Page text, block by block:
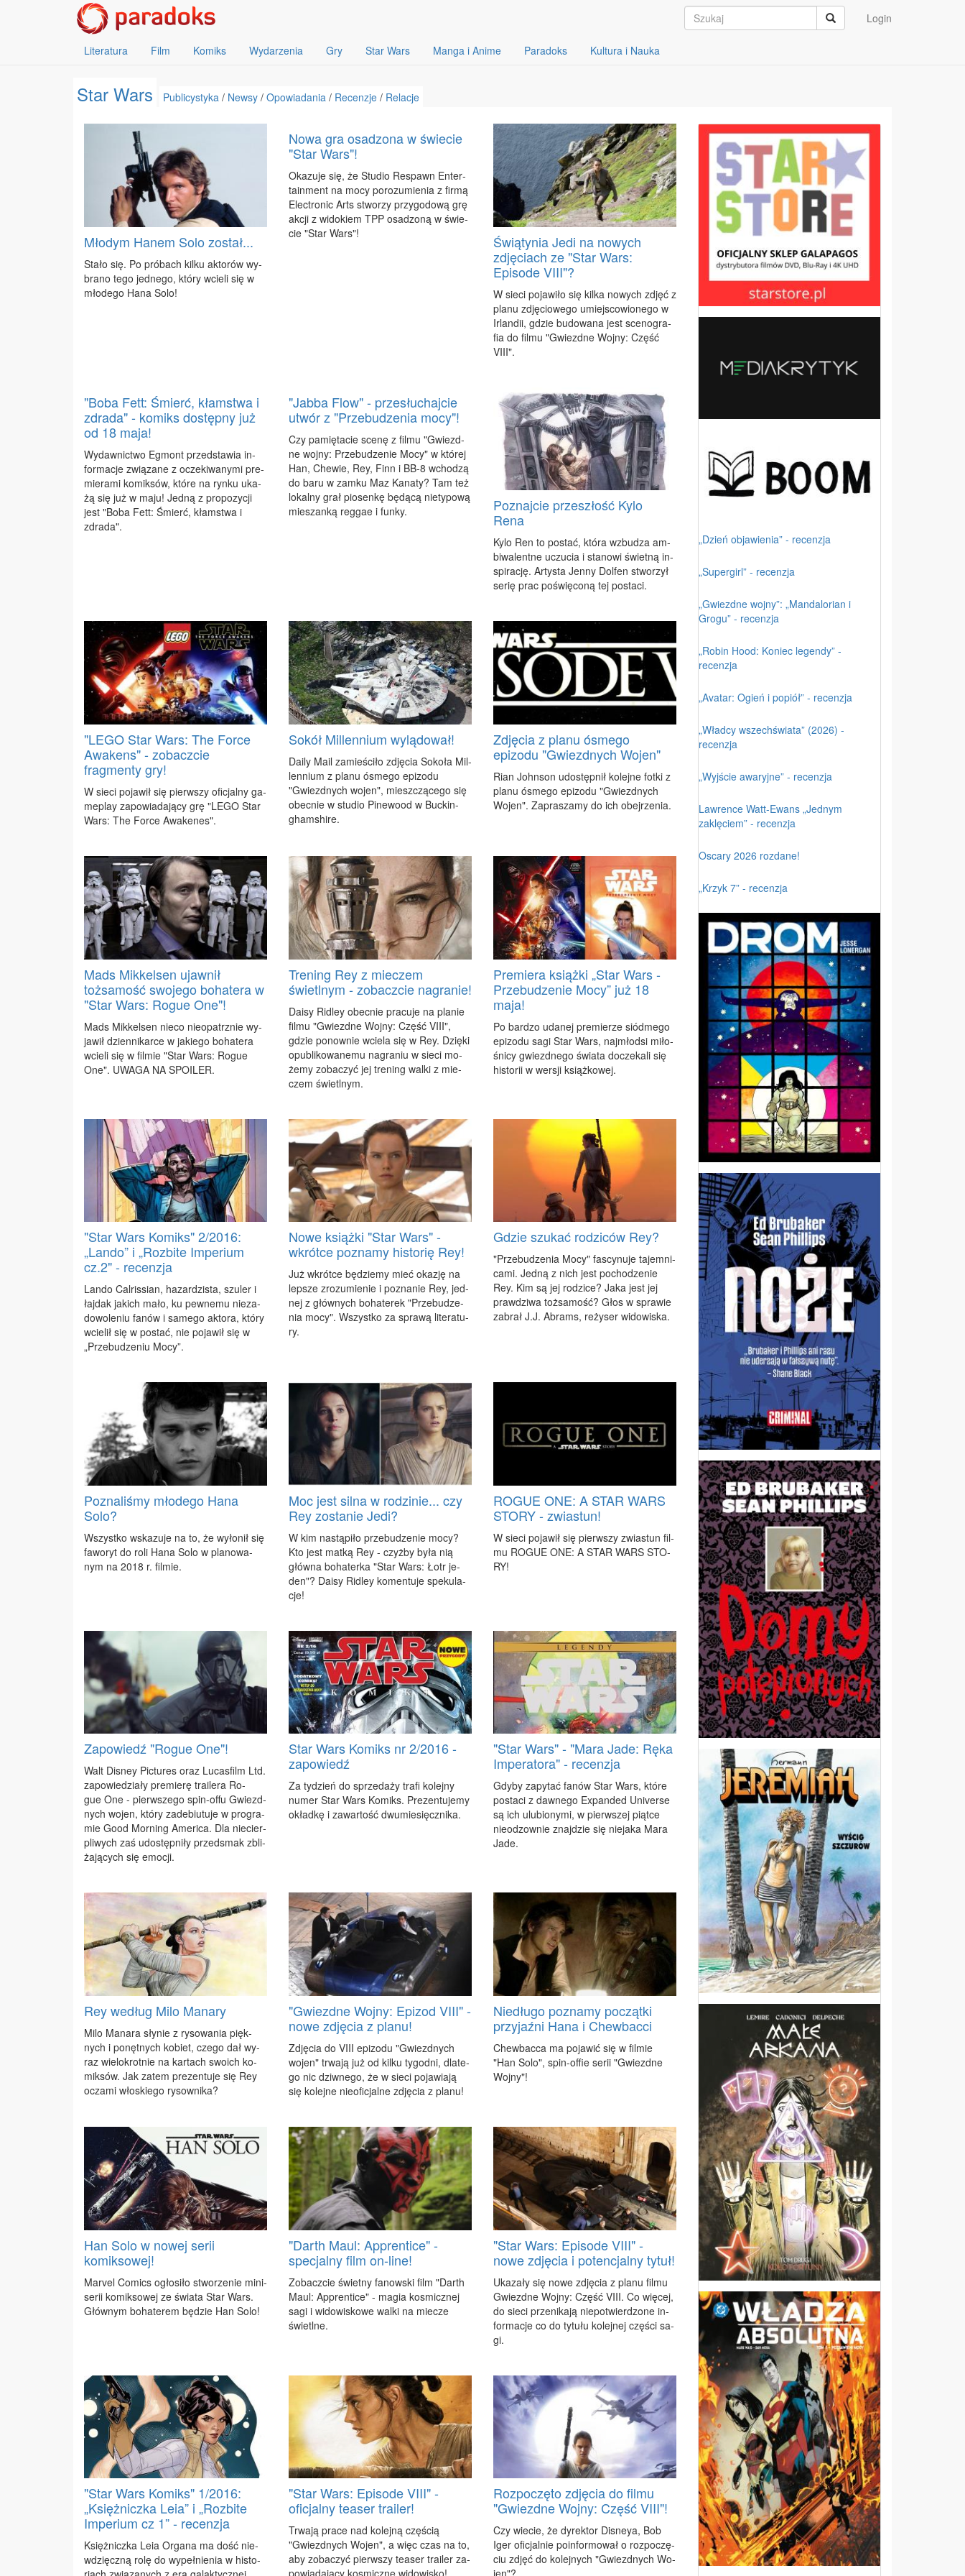
Login
Literatura Film Komiks Wydarzenia Gry Star Wars Manga i Anime Paradoks Kultura i Nauka
Star Wars Publicystyka / Newsy / Opowiadania / Recenzje / Relacje
Młodym Hanem Solo został...
Sta­ło się. Po pró­bach kil­ku ak­to­rów wy­
bra­no te­go jed­ne­go, któ­ry wcie­li się w
mło­de­go Ha­na So­lo!
Nowa gra osadzona w świecie
"Star Wars"!
Oka­zu­je się, że Stu­dio Re­spawn En­ter­
ta­in­ment na mo­cy po­ro­zu­mie­nia z fir­mą
Elec­tro­nic Arts stwo­rzy przy­go­do­wą grę
ak­cji z wi­do­kiem TPP osa­dzo­ną w świe­
cie "Star Wars"!
Świątynia Jedi na nowych
zdjęciach ze "Star Wars:
Episode VIII"?
W sie­ci po­ja­wi­ło się kil­ka no­wych zdjęć z
pla­nu zdję­cio­we­go umiej­sco­wio­ne­go w
Ir­lan­dii, gdzie bu­do­wa­na jest sce­no­gra­
fia do fil­mu "Gwiezd­ne Woj­ny: Część
VIII".
"Boba Fett: Śmierć, kłamstwa i
zdrada" - komiks dostępny już
od 18 maja!
Wy­daw­nic­two Eg­mont przed­sta­wia in­
for­ma­cje zwią­za­ne z ocze­ki­wa­ny­mi pre­
mie­ra­mi ko­mik­sów, któ­re na ryn­ku uka­
żą się już w ma­ju! Jed­ną z pro­po­zy­cji
jest "Bo­ba Fett: Śmierć, kłam­stwa i
zdra­da".
"Jabba Flow" - przesłuchajcie
utwór z "Przebudzenia mocy"!
Czy pa­mię­ta­cie sce­nę z fil­mu "Gwiezd­
ne woj­ny: Prze­bu­dze­nie Mo­cy" w któ­rej
Han, Che­wie, Rey, Finn i BB-8 wcho­dzą
do ba­ru w zam­ku Maz Ka­na­ty? Tam też
lo­kal­ny grał pio­sen­kę bę­dą­cą nie­ty­po­wą
mie­szan­ką reg­gae i fun­ky.
Poznajcie przeszłość Kylo
Rena
Ky­lo Ren to po­stać, któ­ra wzbu­dza am­
bi­wa­lent­ne uczu­cia i sta­no­wi świet­ną in­
spi­ra­cję. Ar­ty­sta Jen­ny Do­lfen stwo­rzył
se­rię prac po­świę­co­ną tej po­sta­ci.
"LEGO Star Wars: The Force
Awakens" - zobaczcie
fragmenty gry!
W sie­ci po­ja­wił się pierw­szy ofi­cjal­ny ga­
me­play za­po­wia­da­ją­cy grę "LE­GO Star
Wars: The For­ce Awa­ke­nes".
Sokół Millennium wylądował!
Da­ily Ma­il za­mie­ści­ło zdję­cia So­ko­ła Mil­
len­nium z pla­nu ósme­go epi­zo­du
"Gwiezd­nych wo­jen", miesz­czą­ce­go się
obec­nie w stu­dio Pi­ne­wo­od w Buc­kin­
gham­shi­re.
Zdjęcia z planu ósmego
epizodu "Gwiezdnych Wojen"
Rian John­son udo­stęp­nił ko­lej­ne fot­ki z
pla­nu ósme­go epi­zo­du "Gwiezd­nych
Wo­jen". Za­pra­sza­my do ich obej­rze­nia.
Mads Mikkelsen ujawnił
tożsamość swojego bohatera w
"Star Wars: Rogue One"!
Mads Mik­kel­sen nie­co nie­opatrz­nie wy­
ja­wił dzien­ni­kar­ce w ja­kie­go bo­ha­te­ra
wcie­li się w fil­mie "Star Wars: Ro­gue
One". UWA­GA NA SPO­ILER.
Trening Rey z mieczem
świetlnym - zobaczcie nagranie!
Da­isy Ri­dley obec­nie pra­cu­je na pla­nie
fil­mu "Gwiezd­ne Woj­ny: Część VIII",
gdzie po­now­nie wcie­la się w Rey. Dzię­ki
opu­bli­ko­wa­ne­mu na­gra­niu w sie­ci mo­
że­my zo­ba­czyć jej tre­ning wal­ki z mie­
czem świetl­nym.
Premiera książki „Star Wars -
Przebudzenie Mocy” już 18
maja!
Po bar­dzo uda­nej pre­mie­rze siód­me­go
epi­zo­du sa­gi Star Wars, naj­młod­si mi­ło­
śni­cy gwiezd­ne­go świa­ta do­cze­ka­li się
hi­sto­rii w wer­sji książ­ko­wej.
"Star Wars Komiks" 2/2016:
„Lando” i „Rozbite Imperium
cz.2" - recenzja
Lan­do Cal­ris­sian, ha­zar­dzi­sta, szu­ler i
łaj­dak ja­kich ma­ło, ku pew­ne­mu nie­za­
do­wo­le­niu fa­nów i sa­me­go ak­to­ra, któ­ry
wcie­lił się w po­stać, nie po­ja­wił się w
„Prze­bu­dze­niu Mo­cy”.
Nowe książki "Star Wars" -
wkrótce poznamy historię Rey!
Już wkrót­ce bę­dzie­my mieć oka­zję na
lep­sze zro­zu­mie­nie i po­zna­nie Rey, jed­
nej z głów­nych bo­ha­te­rek "Prze­bu­dze­
nia mo­cy". Wszyst­ko za spra­wą li­te­ra­tu­
ry.
Gdzie szukać rodziców Rey?
"Prze­bu­dze­nia Mo­cy" fa­scy­nu­je ta­jem­ni­
ca­mi. Jed­ną z nich jest po­cho­dze­nie
Rey. Kim są jej ro­dzi­ce? Ja­ka jest jej
praw­dzi­wa toż­sa­mość? Głos w spra­wie
za­brał J.J. Abrams, re­ży­ser wi­do­wi­ska.
Poznaliśmy młodego Hana
Solo?
Wszyst­ko wska­zu­je na to, że wy­ło­nił się
fa­wo­ryt do ro­li Ha­na So­lo w pla­no­wa­
nym na 2018 r. fil­mie.
Moc jest silna w rodzinie... czy
Rey zostanie Jedi?
W kim na­stą­pi­ło prze­bu­dze­nie mo­cy?
Kto jest mat­ką Rey - czyż­by by­ła nią
głów­na bo­ha­ter­ka "Star Wars: Łotr je­
den"? Da­isy Ri­dley ko­men­tu­je spe­ku­la­
cje!
ROGUE ONE: A STAR WARS
STORY - zwiastun!
W sie­ci po­ja­wił się pierw­szy zwia­stun fil­
mu RO­GUE ONE: A STAR WARS STO­
RY!
Zapowiedź "Rogue One"!
Walt Di­sney Pic­tu­res oraz Lu­cas­film Ltd.
za­po­wie­dzia­ły pre­mie­rę tra­ile­ra Ro­
gue One - pierw­sze­go spin-of­fu Gwiezd­
nych wo­jen, któ­ry za­de­biu­tu­je w pro­gra­
mie Go­od Mor­ning Ame­ri­ca. Dla nie­cier­
pli­wych zaś udo­stęp­ni­ły przed­smak zbli­
ża­ją­cych się emo­cji.
Star Wars Komiks nr 2/2016 -
zapowiedź
Za ty­dzień do sprze­da­ży tra­fi ko­lej­ny
nu­mer Star Wars Ko­miks. Pre­zen­tu­je­my
okład­kę i za­war­tość dwu­mie­sięcz­ni­ka.
"Star Wars" - "Mara Jade: Ręka
Imperatora" - recenzja
Gdy­by za­py­tać fa­nów Star Wars, któ­re
po­sta­ci z daw­ne­go Expan­ded Uni­ver­se
są ich ulu­bio­ny­mi, w pierw­szej piąt­ce
nie­odzow­nie znaj­dzie się nie­ja­ka Ma­ra
Ja­de.
Rey według Milo Manary
Mi­lo Ma­na­ra sły­nie z ry­so­wa­nia pięk­
nych i po­nęt­nych ko­biet, cze­go dał wy­
raz wie­lo­krot­nie na kar­tach swo­ich ko­
mik­sów. Jak za­tem pre­zen­tu­je się Rey
ocza­mi wło­skie­go ry­sow­ni­ka?
"Gwiezdne Wojny: Epizod VIII" -
nowe zdjęcia z planu!
Zdję­cia do VIII epi­zo­du "Gwiezd­nych
wo­jen" trwa­ją już od kil­ku ty­go­dni, dla­te­
go nic dziw­ne­go, że w sie­ci po­ja­wia­ją
się ko­lej­ne nie­ofi­cjal­ne zdję­cia z pla­nu!
Niedługo poznamy początki
przyjaźni Hana i Chewbacci
Chew­bac­ca ma po­ja­wić się w fil­mie
"Han So­lo", spin-of­fie se­rii "Gwiezd­ne
Woj­ny"!
Han Solo w nowej serii
komiksowej!
Ma­rvel Co­mics ogło­si­ło stwo­rze­nie mi­ni­
se­rii ko­mik­so­wej ze świa­ta Star Wars.
Głów­nym bo­ha­te­rem bę­dzie Han So­lo!
"Darth Maul: Apprentice" -
specjalny film on-line!
Zo­bacz­cie świet­ny fa­now­ski film "Darth
Maul: Ap­pren­ti­ce" - ma­gia ko­smicz­nej
sa­gi i wi­do­wi­sko­we wal­ki na mie­cze
świetl­ne.
"Star Wars: Episode VIII" -
nowe zdjęcia i potencjalny tytuł!
Uka­za­ły się no­we zdję­cia z pla­nu fil­mu
Gwiezd­ne Woj­ny: Część VIII. Co wię­cej,
do sie­ci prze­ni­ka­ją nie­po­twier­dzo­ne in­
for­ma­cje co do ty­tu­łu ko­lej­nej czę­ści sa­
gi.
"Star Wars Komiks" 1/2016:
„Księżniczka Leia” i „Rozbite
Imperium cz 1” - recenzja
Księż­nicz­ka Le­ia Or­ga­na ma dość nie­
wdzięcz­ną ro­lę do wy­peł­nie­nia w hi­sto­
"Star Wars: Episode VIII" -
oficjalny teaser trailer!
Trwa­ją pra­ce nad ko­lej­ną czę­ścią
"Gwiezd­nych Wo­jen", a więc czas na to,
aby zo­ba­czyć pierw­szy te­aser tra­iler za­
Rozpoczęto zdjęcia do filmu
"Gwiezdne Wojny: Część VIII"!
Czy wie­cie, że dy­rek­tor Di­sneya, Bob
Iger ofi­cjal­nie po­in­for­mo­wał o roz­po­czę­
ciu zdjęć do ko­lej­nych "Gwiezd­nych Wo­
„Dzień objawienia” - recenzja
„Supergirl” - recenzja
„Gwiezdne wojny”: „Mandalorian i
Grogu” - recenzja
„Robin Hood: Koniec legendy” -
recenzja
„Avatar: Ogień i popiół” - recenzja
„Władcy wszechświata” (2026) -
recenzja
„Wyjście awaryjne” - recenzja
Lawrence Watt-Ewans „Jednym
zaklęciem” - recenzja
Oscary 2026 rozdane!
„Krzyk 7” - recenzja